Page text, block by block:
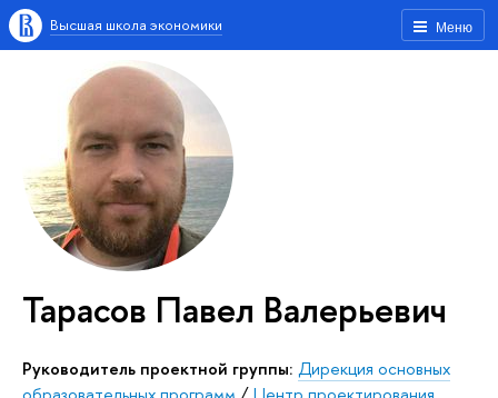
Меню
Высшая школа экономики
Тарасов Павел Валерьевич
Руководитель проектной группы: Дирекция основных